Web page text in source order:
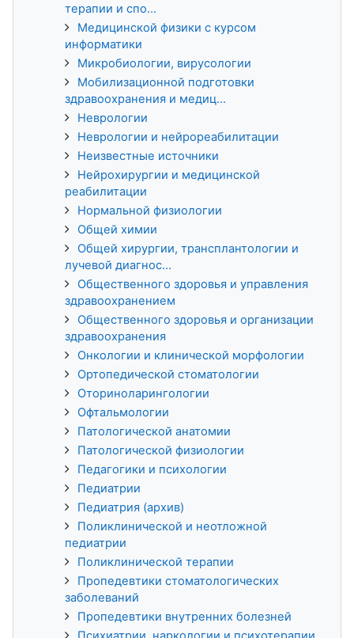
терапии и спо...
Медицинской физики с курсом
информатики
Микробиологии, вирусологии
Мобилизационной подготовки
здравоохранения и медиц...
Неврологии
Неврологии и нейрореабилитации
Неизвестные источники
Нейрохирургии и медицинской
реабилитации
Нормальной физиологии
Общей химии
Общей хирургии, трансплантологии и
лучевой диагнос...
Общественного здоровья и управления
здравоохранением
Общественного здоровья и организации
здравоохранения
Онкологии и клинической морфологии
Ортопедической стоматологии
Оториноларингологии
Офтальмологии
Патологической анатомии
Патологической физиологии
Педагогики и психологии
Педиатрии
Педиатрия (архив)
Поликлинической и неотложной
педиатрии
Поликлинической терапии
Пропедевтики стоматологических
заболеваний
Пропедевтики внутренних болезней